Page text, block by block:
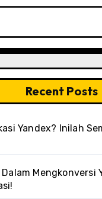
Recent Posts
Yandex? Inilah
Mengkonversi